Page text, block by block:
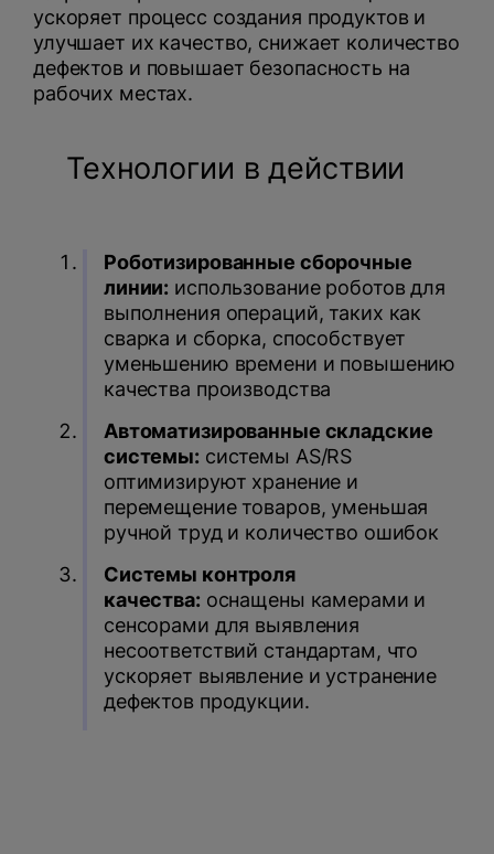
ускоряет процесс создания продуктов и
улучшает их качество, снижает количество
дефектов и повышает безопасность на
рабочих местах.
Технологии в действии
Роботизированные сборочные
линии: использование роботов для
выполнения операций, таких как
сварка и сборка, способствует
уменьшению времени и повышению
качества производства
Автоматизированные складские
системы: системы AS/RS
оптимизируют хранение и
перемещение товаров, уменьшая
ручной труд и количество ошибок
Системы контроля
качества: оснащены камерами и
сенсорами для выявления
несоответствий стандартам, что
ускоряет выявление и устранение
дефектов продукции.